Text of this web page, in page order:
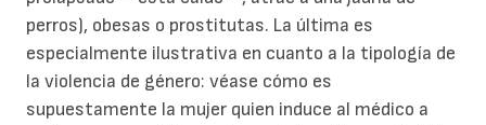
perros), obesas o prostitutas. La última es
especialmente ilustrativa en cuanto a la tipología de
la violencia de género: véase cómo es
supuestamente la mujer quien induce al médico a